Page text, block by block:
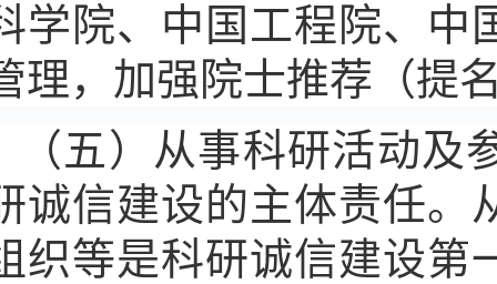
学院、中国工程院、中
理，加强院士推荐（提
（五）从事科研活动
诚信建设的主体责任。
织等是科研诚信建设第